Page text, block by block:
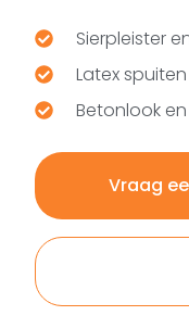
Sierpleister
Latex
Betonlook
Vraag